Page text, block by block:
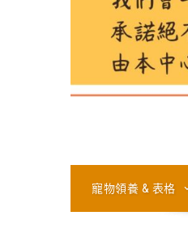
寵物領養 & 表格